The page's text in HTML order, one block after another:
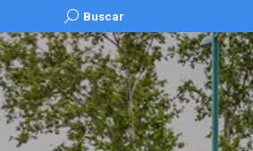
Buscar:
Buscar